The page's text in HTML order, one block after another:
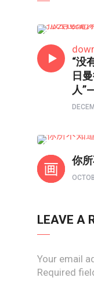
“没
日
人
你
LEAVE A
Your email
Required